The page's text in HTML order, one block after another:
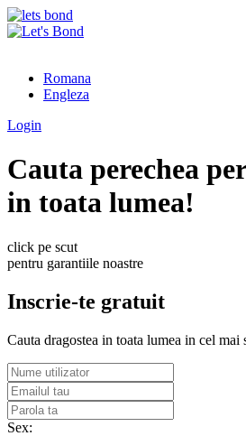
Romana
Engleza
Login
Cauta perechea
in toata lumea!
click pe scut
pentru garantiile noastre
Inscrie-te gratuit
Cauta dragostea in toata lumea in cel
Sex: